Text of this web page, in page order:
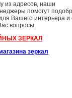
из адресов, наши
помогут
Вашего интерьера и
вопросы.
ЗЕРКАЛ
зеркал